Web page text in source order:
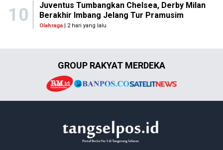
10
Juventus Tumbangkan Chelsea, Derby Milan
Berakhir Imbang Jelang Tur Pramusim
Olahraga| 2 hari yang lalu
GROUP RAKYAT MERDEKA